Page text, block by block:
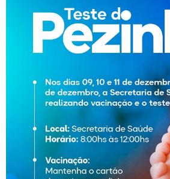
Piritiba